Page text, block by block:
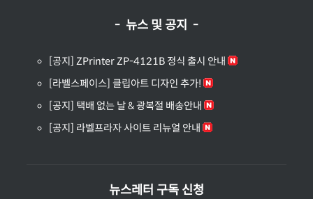
- 뉴스 및 공지 -
[공지] ZPrinter ZP-4121B 정식 출시 안내
[라벨스페이스] 클립아트 디자인 추가!
[공지] 택배 없는 날 & 광복절 배송안내
[공지] 라벨프라자 사이트 리뉴얼 안내
뉴스레터 구독 신청